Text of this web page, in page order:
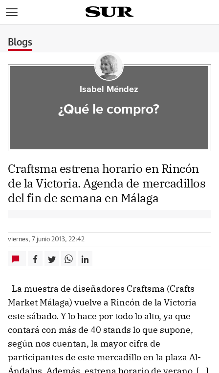
Blogs
Isabel Méndez
¿Qué le compro?
Craftsma estrena horario en Rincón
de la Victoria. Agenda de mercadillos
del fin de semana en Málaga
viernes, 7 junio 2013, 22:42
La muestra de diseñadores Craftsma (Crafts
Market Málaga) vuelve a Rincón de la Victoria
este sábado. Y lo hace por todo lo alto, ya que
contará con más de 40 stands lo que supone,
según nos cuentan, la mayor cifra de
participantes de este mercadillo en la plaza Al-